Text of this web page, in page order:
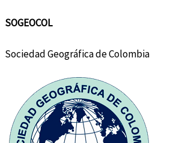
SOGEOCOL
Sociedad Geográfica de Colombia